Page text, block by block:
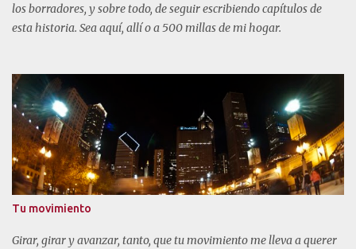
los borradores, y sobre todo, de seguir escribiendo capítulos de
esta historia. Sea aquí, allí o a 500 millas de mi hogar.
Tu movimiento
Girar, girar y avanzar, tanto, que tu movimiento me lleva a querer